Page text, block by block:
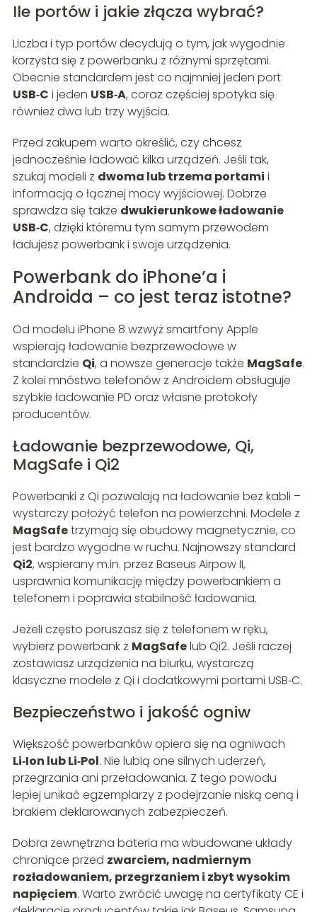
Ile portów i jakie złącza wybrać?
Liczba i typ portów decydują o tym, jak wygodnie
korzysta się z powerbanku z różnymi sprzętami.
Obecnie standardem jest co najmniej jeden port
USB‑C i jeden USB‑A, coraz częściej spotyka się
również dwa lub trzy wyjścia.
Przed zakupem warto określić, czy chcesz
jednocześnie ładować kilka urządzeń. Jeśli tak,
szukaj modeli z dwoma lub trzema portami i
informacją o łącznej mocy wyjściowej. Dobrze
sprawdza się także dwukierunkowe ładowanie
USB‑C, dzięki któremu tym samym przewodem
ładujesz powerbank i swoje urządzenia.
Powerbank do iPhone’a i
Androida – co jest teraz istotne?
Od modelu iPhone 8 wzwyż smartfony Apple
wspierają ładowanie bezprzewodowe w
standardzie Qi, a nowsze generacje także MagSafe.
Z kolei mnóstwo telefonów z Androidem obsługuje
szybkie ładowanie PD oraz własne protokoły
producentów.
Ładowanie bezprzewodowe, Qi,
MagSafe i Qi2
Powerbanki z Qi pozwalają na ładowanie bez kabli –
wystarczy położyć telefon na powierzchni. Modele z
MagSafetrzymają się obudowy magnetycznie, co
jest bardzo wygodne w ruchu. Najnowszy standard
Qi2, wspierany m.in. przez Baseus Airpow II,
usprawnia komunikację między powerbankiem a
telefonem i poprawia stabilność ładowania.
Jeżeli często poruszasz się z telefonem w ręku,
wybierz powerbank z MagSafelub Qi2. Jeśli raczej
zostawiasz urządzenia na biurku, wystarczą
klasyczne modele z Qi i dodatkowymi portami USB‑C.
Bezpieczeństwo i jakość ogniw
Większość powerbanków opiera się na ogniwach
Li‑Ion lub Li‑Pol. Nie lubią one silnych uderzeń,
przegrzania ani przeładowania. Z tego powodu
lepiej unikać egzemplarzy z podejrzanie niską ceną i
brakiem deklarowanych zabezpieczeń.
Dobra zewnętrzna bateria ma wbudowane układy
chroniące przed zwarciem, nadmiernym
rozładowaniem, przegrzaniem i zbyt wysokim
napięciem. Warto zwrócić uwagę na certyfikaty CE i